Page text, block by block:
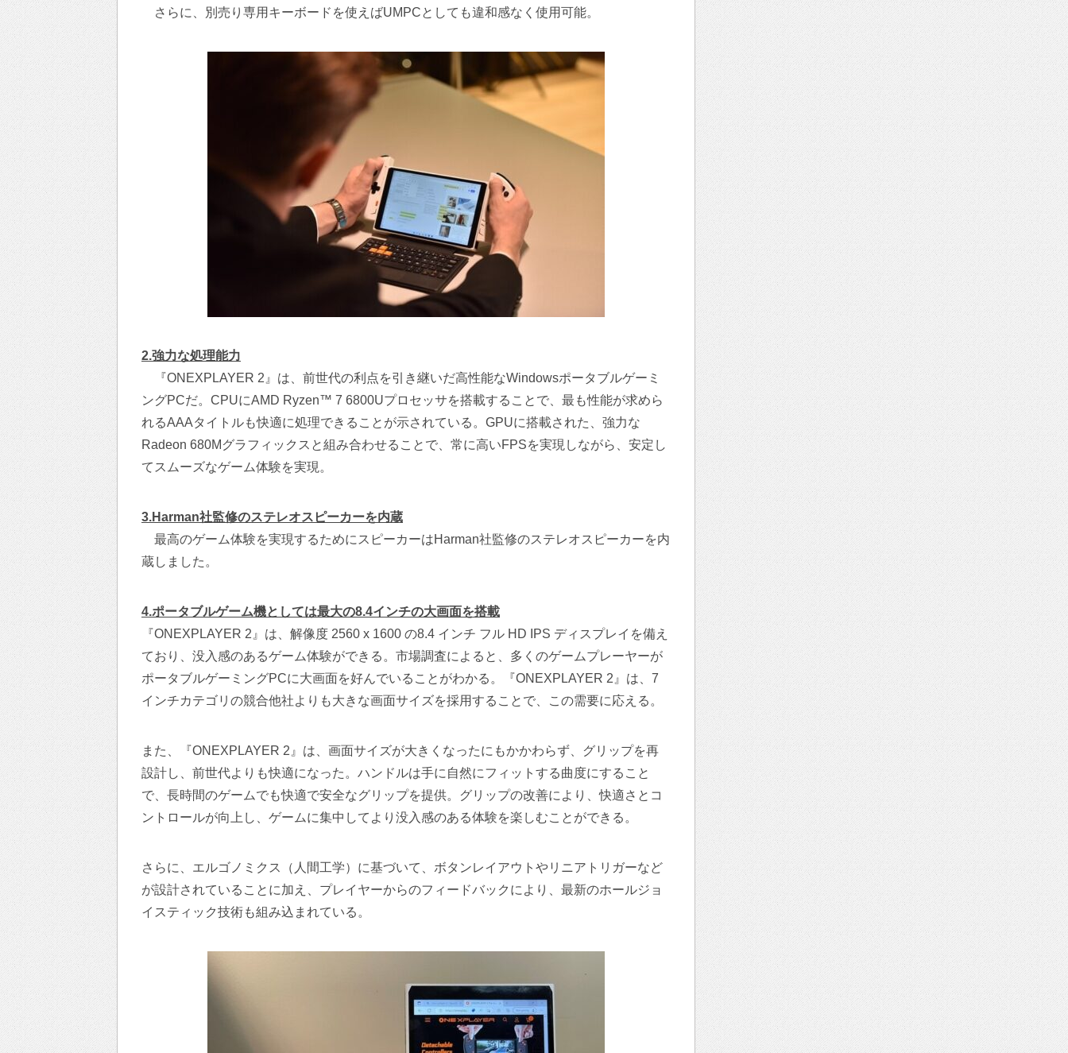
さらに、別売り専用キーボードを使えばUMPCとしても違和感なく使用可能。
2.強力な処理能力
『ONEXPLAYER 2』は、前世代の利点を引き継いだ高性能なWindowsポータブルゲーミ
ングPCだ。CPUにAMD Ryzen™ 7 6800Uプロセッサを搭載することで、最も性能が求めら
れるAAAタイトルも快適に処理できることが示されている。GPUに搭載された、強力な
Radeon 680Mグラフィックスと組み合わせることで、常に高いFPSを実現しながら、安定し
てスムーズなゲーム体験を実現。
3.Harman社監修のステレオスピーカーを内蔵
最高のゲーム体験を実現するためにスピーカーはHarman社監修のステレオスピーカーを内
蔵しました。
4.ポータブルゲーム機としては最大の8.4インチの大画面を搭載
『ONEXPLAYER 2』は、解像度 2560 x 1600 の8.4 インチ フル HD IPS ディスプレイを備え
ており、没入感のあるゲーム体験ができる。市場調査によると、多くのゲームプレーヤーが
ポータブルゲーミングPCに大画面を好んでいることがわかる。『ONEXPLAYER 2』は、7
インチカテゴリの競合他社よりも大きな画面サイズを採用することで、この需要に応える。
また、『ONEXPLAYER 2』は、画面サイズが大きくなったにもかかわらず、グリップを再
設計し、前世代よりも快適になった。ハンドルは手に自然にフィットする曲度にすること
で、長時間のゲームでも快適で安全なグリップを提供。グリップの改善により、快適さとコ
ントロールが向上し、ゲームに集中してより没入感のある体験を楽しむことができる。
さらに、エルゴノミクス（人間工学）に基づいて、ボタンレイアウトやリニアトリガーなど
が設計されていることに加え、プレイヤーからのフィードバックにより、最新のホールジョ
イスティック技術も組み込まれている。